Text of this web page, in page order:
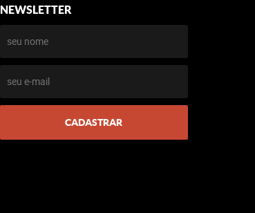
NEWSLETTER
CADASTRAR